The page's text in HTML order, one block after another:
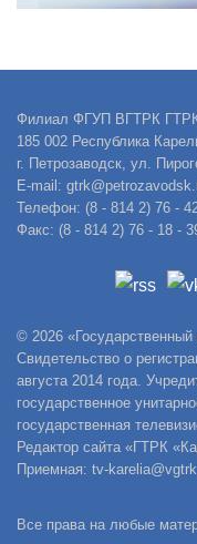
Филиал ФГУП ВГТРК
185 002 Республика
г. Петрозаводск, ул.
E-mail:
Телефон: (8 - 814 2) 76 -
Факс: (8 - 814 2) 76 - 18 -
© 2026 «Государственный
Свидетельство о
августа 2014 года.
государственное
государственная
Редактор сайта «ГТРК
Приемная: tv-
Все права на любые